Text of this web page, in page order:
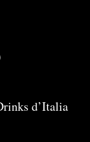
d’Italia